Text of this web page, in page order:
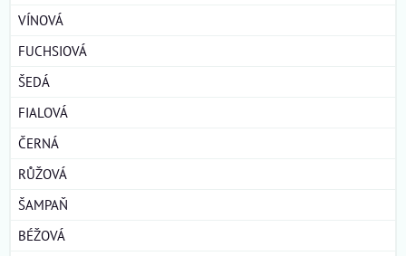
VÍNOVÁ
FUCHSIOVÁ
ŠEDÁ
FIALOVÁ
ČERNÁ
RŮŽOVÁ
ŠAMPAŇ
BÉŽOVÁ